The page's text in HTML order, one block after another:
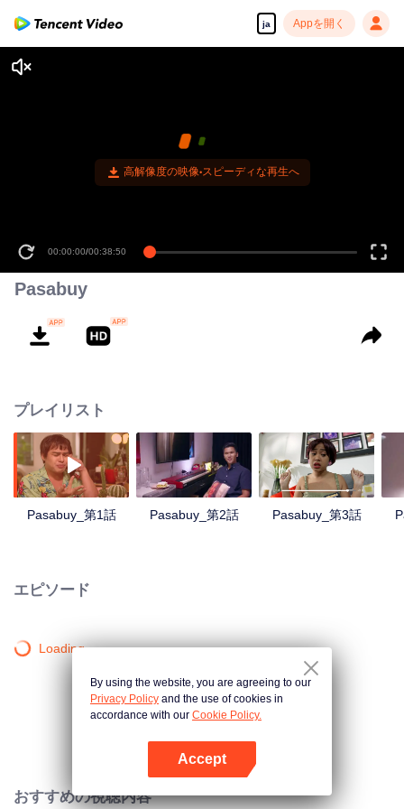
ja Appを開く
高解像度の映像•スピーディな再生へ
00:00:00/00:38:50
Pasabuy
プレイリスト
Pasabuy_第1話 Pasabuy_第2話 Pasabuy_第3話
エピソード
Loading…
おすすめの視聴内容
By using the website, you are agreeing to our
Privacy Policy and the use of cookies in
accordance with our Cookie Policy.
Accept